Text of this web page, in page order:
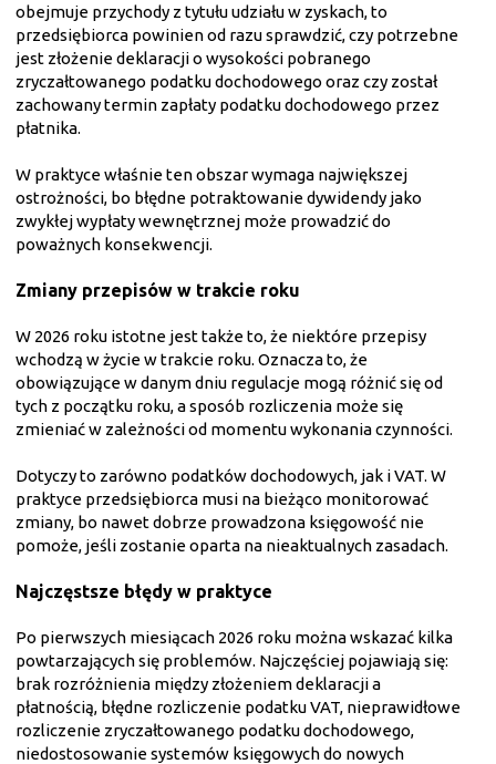
obejmuje przychody z tytułu udziału w zyskach, to
przedsiębiorca powinien od razu sprawdzić, czy potrzebne
jest złożenie deklaracji o wysokości pobranego
zryczałtowanego podatku dochodowego oraz czy został
zachowany termin zapłaty podatku dochodowego przez
płatnika.
W praktyce właśnie ten obszar wymaga największej
ostrożności, bo błędne potraktowanie dywidendy jako
zwykłej wypłaty wewnętrznej może prowadzić do
poważnych konsekwencji.
Zmiany przepisów w trakcie roku
W 2026 roku istotne jest także to, że niektóre przepisy
wchodzą w życie w trakcie roku. Oznacza to, że
obowiązujące w danym dniu regulacje mogą różnić się od
tych z początku roku, a sposób rozliczenia może się
zmieniać w zależności od momentu wykonania czynności.
Dotyczy to zarówno podatków dochodowych, jak i VAT. W
praktyce przedsiębiorca musi na bieżąco monitorować
zmiany, bo nawet dobrze prowadzona księgowość nie
pomoże, jeśli zostanie oparta na nieaktualnych zasadach.
Najczęstsze błędy w praktyce
Po pierwszych miesiącach 2026 roku można wskazać kilka
powtarzających się problemów. Najczęściej pojawiają się:
brak rozróżnienia między złożeniem deklaracji a
płatnością, błędne rozliczenie podatku VAT, nieprawidłowe
rozliczenie zryczałtowanego podatku dochodowego,
niedostosowanie systemów księgowych do nowych